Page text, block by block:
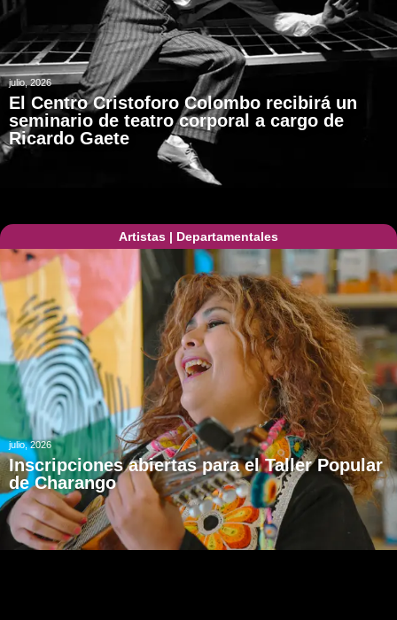
julio, 2026
El Centro Cristoforo Colombo recibirá un
seminario de teatro corporal a cargo de
Ricardo Gaete
Artistas | Departamentales
julio, 2026
Inscripciones abiertas para el Taller Popular
de Charango